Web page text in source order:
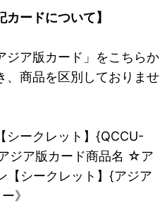
カードについて】
ジア版カード」をこちらか
、商品を区別しておりませ
シークレット】{QCCU-
ジア版カード商品名 ☆ア
シークレット】{アジア
》